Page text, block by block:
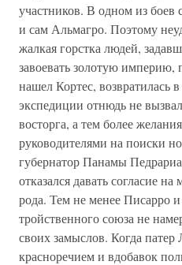
участников. В одном из боев
и сам Альмагро. Поэтому
жалкая горстка людей,
завоевать золотую
нашел Кортес, возвратилась
экспедиции отнюдь не
восторга, а тем более
руководителями на поиски
губернатор Панамы
отказался давать согласие
рода. Тем не менее Писарро
тройственного союза не
своих замыслов. Когда
красноречием и вдобавок